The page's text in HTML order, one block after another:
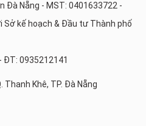
Đà Nẵng - MST: 0401633722 -
Sở kế hoạch & Đầu tư Thành phố
ĐT: 0935212141
Thanh Khê, TP. Đà Nẵng